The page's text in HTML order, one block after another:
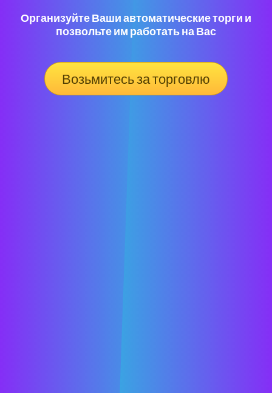
Организуйте Ваши автоматические торги и
позвольте им работать на Вас
Возьмитесь за торговлю